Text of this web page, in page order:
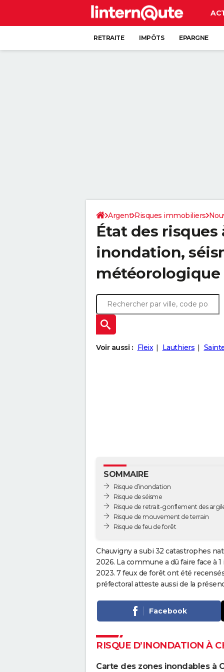
RETRAITE IMPÔTS EPARGNE
Argent Risques immobiliers
État des risques
inondation,
météorologique
Voir aussi : Fleix Lauthiers
SOMMAIRE
Risque d’inondation
Risque de séisme
Risque de retrait-gonflement des
Risque de mouvement de terrain
Risque de feu de forêt
Chauvigny a subi 32 catastrophes
2026. La commune a dû faire face à
2023. 7 feux de forêt ont été
préfectoral atteste aussi de la
Facebook
RISQUE D’INONDATION À
Carte des zones inondables à